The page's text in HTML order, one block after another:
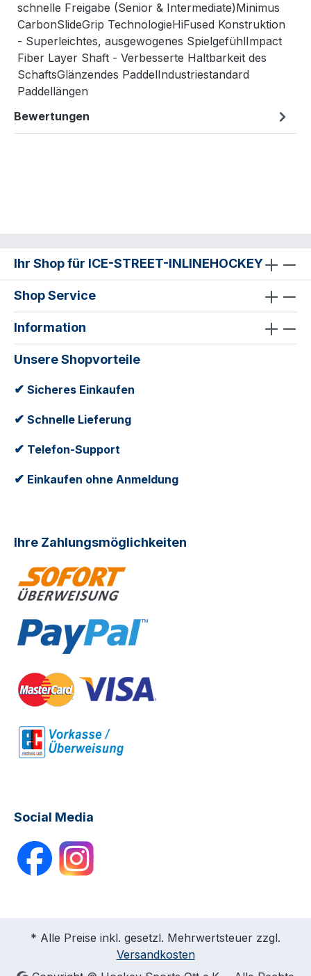
schnelle Freigabe (Senior & Intermediate)Minimus
CarbonSlideGrip TechnologieHiFused Konstruktion
- Superleichtes, ausgewogenes SpielgefühlImpact
Fiber Layer Shaft - Verbesserte Haltbarkeit des
SchaftsGlänzendes PaddelIndustriestandard
Paddellängen
Bewertungen
Ihr Shop für ICE-STREET-INLINEHOCKEY
Shop Service
Information
Unsere Shopvorteile
✔ Sicheres Einkaufen
✔ Schnelle Lieferung
✔ Telefon-Support
✔ Einkaufen ohne Anmeldung
Ihre Zahlungsmöglichkeiten
Social Media
* Alle Preise inkl. gesetzl. Mehrwertsteuer zzgl.
Versandkosten